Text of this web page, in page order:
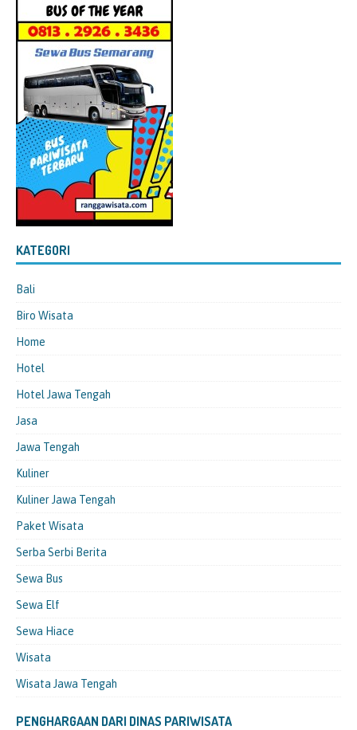
KATEGORI
Bali
Biro Wisata
Home
Hotel
Hotel Jawa Tengah
Jasa
Jawa Tengah
Kuliner
Kuliner Jawa Tengah
Paket Wisata
Serba Serbi Berita
Sewa Bus
Sewa Elf
Sewa Hiace
Wisata
Wisata Jawa Tengah
PENGHARGAAN DARI DINAS PARIWISATA